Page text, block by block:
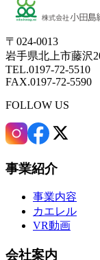
〒024-0013
岩手県北上市藤沢
TEL.0197-72-5510
FAX.0197-72-5590
FOLLOW US
事業紹介
事業内容
カエレル
VR動画
会社案内